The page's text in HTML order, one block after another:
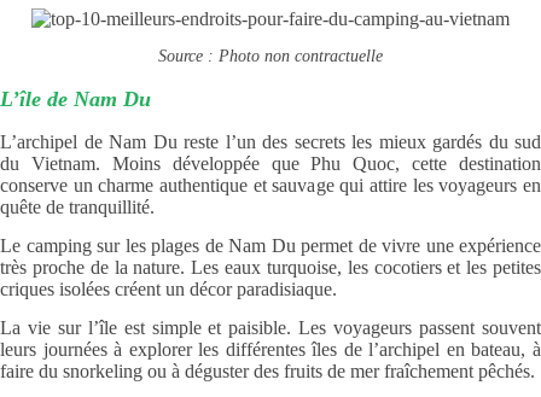
Source : Photo non contractuelle
L’île de Nam Du
L’archipel de Nam Du reste l’un des secrets les mieux gardés du sud
du Vietnam. Moins développée que Phu Quoc, cette destination
conserve un charme authentique et sauvage qui attire les voyageurs en
quête de tranquillité.
Le camping sur les plages de Nam Du permet de vivre une expérience
très proche de la nature. Les eaux turquoise, les cocotiers et les petites
criques isolées créent un décor paradisiaque.
La vie sur l’île est simple et paisible. Les voyageurs passent souvent
leurs journées à explorer les différentes îles de l’archipel en bateau, à
faire du snorkeling ou à déguster des fruits de mer fraîchement pêchés.